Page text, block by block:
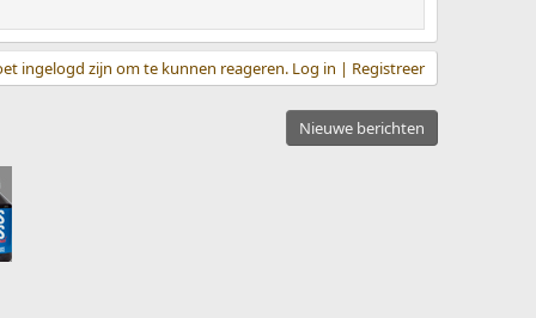
ingelogd zijn om te kunnen reageren. Log in | Registreer
Nieuwe berichten